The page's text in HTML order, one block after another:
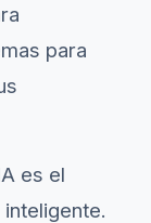
para
es el